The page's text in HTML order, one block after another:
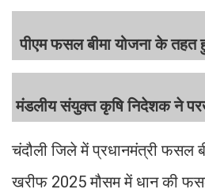
पीएम फसल बीमा योजना के
मंडलीय संयुक्त कृषि निदेशक ने
चंदौली जिले में प्रधानमंत्री फसल
खरीफ 2025 मौसम में धान की